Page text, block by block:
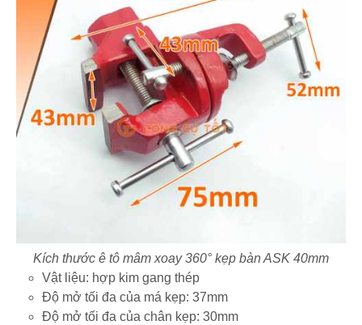
Kích thước ê tô mâm xoay 360° kẹp bàn ASK 40mm
Vật liệu: hợp kim gang thép
Độ mở tối đa của má kẹp: 37mm
Độ mở tối đa của chân kẹp: 30mm